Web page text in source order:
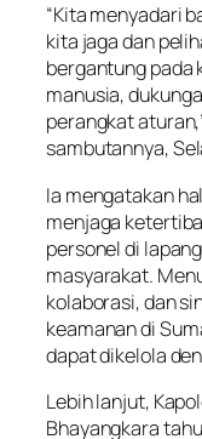
“Kita menyadari
kita jaga dan
bergantung pada
manusia,
perangkat
sambutannya,
Ia mengatakan
menjaga
personel di
masyarakat.
kolaborasi, dan
keamanan di
dapat dikelola
Lebih lanjut,
Bhayangkara